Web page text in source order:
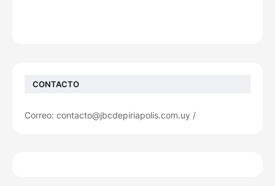
CONTACTO
Correo: contacto@jbcdepiriapolis.com.uy /